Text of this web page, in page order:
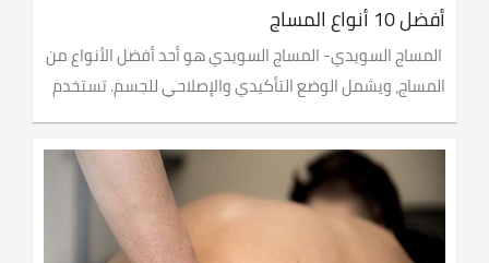
أفضل 10 أنواع المساج
المساج السويدي- المساج السويدي هو أحد أفضل الأنواع من
المساج، ويشمل الوضع التأكيدي والإصلاحي للجسم. تستخدم